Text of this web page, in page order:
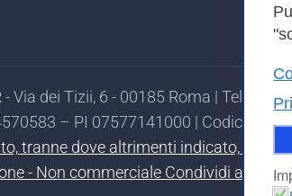
Via dei Tizii, 6 - 00185 Roma | Tel.
– PI 07577141000 | Codice
tranne dove altrimenti indicato,
- Non commerciale Condividi allo